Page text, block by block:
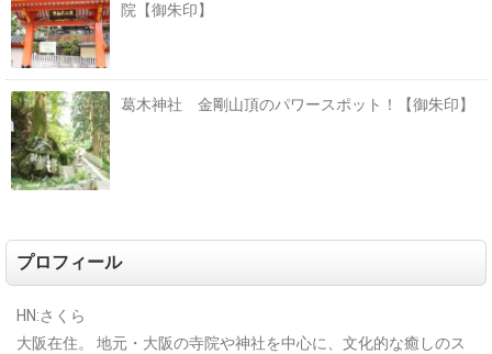
院【御朱印】
葛木神社 金剛山頂のパワースポット！【御朱印】
プロフィール
HN:さくら
大阪在住。
地元・大阪の寺院や神社を中心に、文化的な癒しのス